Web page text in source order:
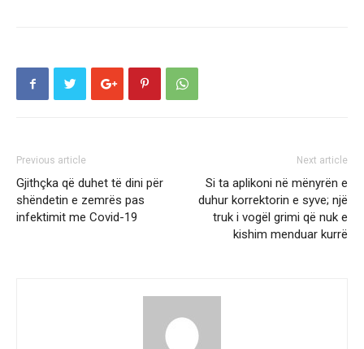
Previous article
Gjithçka që duhet të dini për
shëndetin e zemrës pas
infektimit me Covid-19
Next article
Si ta aplikoni në mënyrën e
duhur korrektorin e syve; një
truk i vogël grimi që nuk e
kishim menduar kurrë